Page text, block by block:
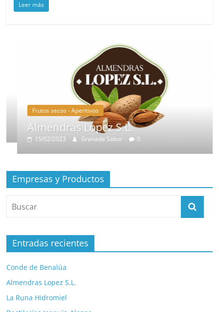
Leer más
Frutos secos - Aperitivos
Almendras Lopez S.L.
15/02/2023 Granada Sabor 0
Empresas y Productos
Entradas recientes
Conde de Benalúa
Almendras Lopez S.L.
La Runa Hidromiel